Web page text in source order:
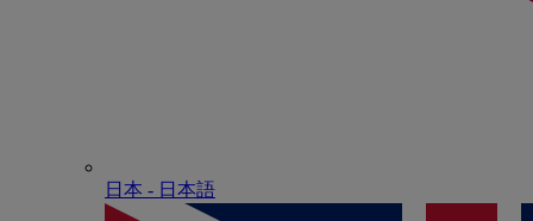
日本 - ⽇本語